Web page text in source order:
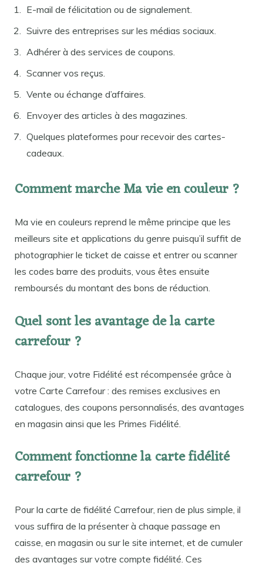
E-mail de félicitation ou de signalement.
Suivre des entreprises sur les médias sociaux.
Adhérer à des services de coupons.
Scanner vos reçus.
Vente ou échange d’affaires.
Envoyer des articles à des magazines.
Quelques plateformes pour recevoir des cartes-
cadeaux.
Comment marche Ma vie en couleur ?
Ma vie en couleurs reprend le même principe que les
meilleurs site et applications du genre puisqu’il suffit de
photographier le ticket de caisse et entrer ou scanner
les codes barre des produits, vous êtes ensuite
remboursés du montant des bons de réduction.
Quel sont les avantage de la carte
carrefour ?
Chaque jour, votre Fidélité est récompensée grâce à
votre Carte Carrefour : des remises exclusives en
catalogues, des coupons personnalisés, des avantages
en magasin ainsi que les Primes Fidélité.
Comment fonctionne la carte fidélité
carrefour ?
Pour la carte de fidélité Carrefour, rien de plus simple, il
vous suffira de la présenter à chaque passage en
caisse, en magasin ou sur le site internet, et de cumuler
des avantages sur votre compte fidélité. Ces